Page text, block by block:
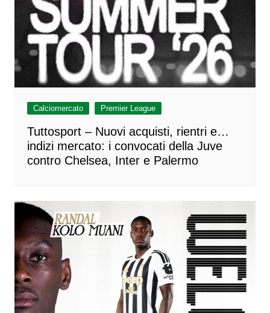
Calciomercato Premier League
Tuttosport – Nuovi acquisti, rientri e…
indizi mercato: i convocati della Juve
contro Chelsea, Inter e Palermo